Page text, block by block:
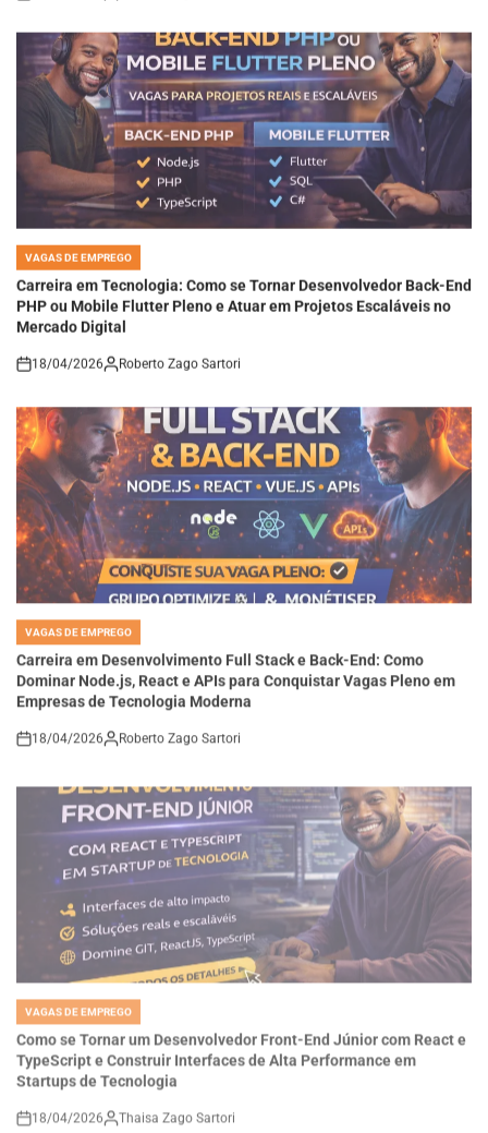
POSTED
Carreira em Tecnologia: Como se Tornar Desenvolvedor Back-End
PHP ou Mobile Flutter Pleno e Atuar em Projetos Escaláveis no
Mercado Digital
on
VAGAS DE EMPREGO
Carreira em Desenvolvimento Full Stack e Back-End: Como
Dominar Node.js, React e APIs para Conquistar Vagas Pleno em
Empresas de Tecnologia Moderna
18/04/2026 Roberto Zago Sartori
VAGAS DE EMPREGO
TypeScript e Construir Interfaces de Alta Performance em
Startups de Tecnologia
on
18/04/2026 Thaisa Zago Sartori